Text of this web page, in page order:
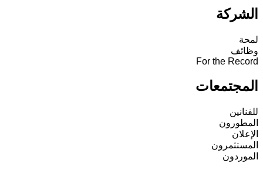
الشركة
لمحة
وظائف
For the Record
المجتمعات
للفنانين
المطورون
الإعلان
المستثمرون
الموردون